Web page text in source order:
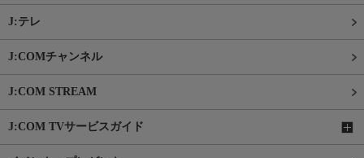
J:テレ
J:COMチャンネル
J:COM STREAM
J:COM TVサービスガイド